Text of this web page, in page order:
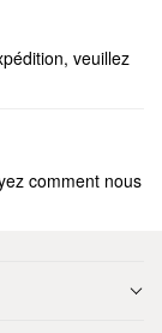
veuillez
comment nous